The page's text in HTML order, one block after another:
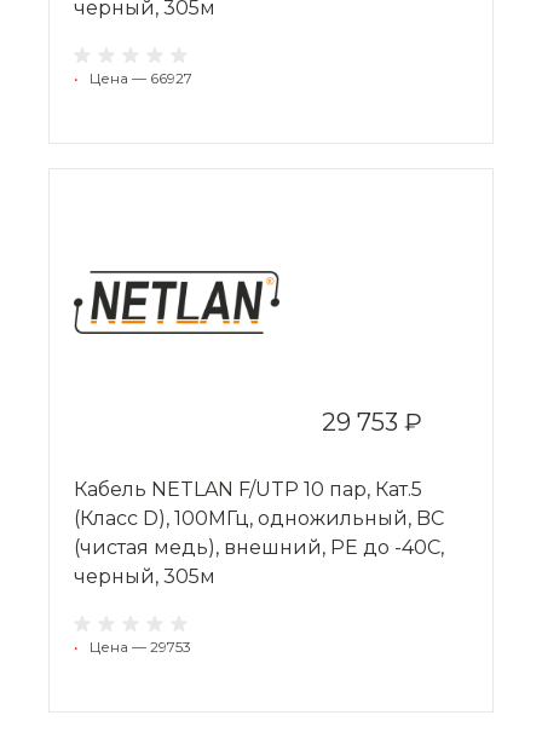
черный, 305м
• Цена — 66927
29 753 ₽
Кабель NETLAN F/UTP 10 пар, Кат.5
(Класс D), 100МГц, одножильный, BC
(чистая медь), внешний, PE до -40C,
черный, 305м
• Цена — 29753